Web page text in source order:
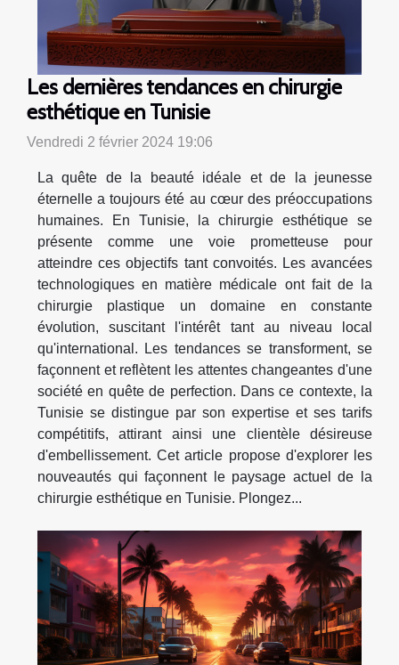
Les dernières tendances en chirurgie
esthétique en Tunisie
Vendredi 2 février 2024 19:06
La quête de la beauté idéale et de la jeunesse
éternelle a toujours été au cœur des préoccupations
humaines. En Tunisie, la chirurgie esthétique se
présente comme une voie prometteuse pour
atteindre ces objectifs tant convoités. Les avancées
technologiques en matière médicale ont fait de la
chirurgie plastique un domaine en constante
évolution, suscitant l'intérêt tant au niveau local
qu'international. Les tendances se transforment, se
façonnent et reflètent les attentes changeantes d'une
société en quête de perfection. Dans ce contexte, la
Tunisie se distingue par son expertise et ses tarifs
compétitifs, attirant ainsi une clientèle désireuse
d'embellissement. Cet article propose d'explorer les
nouveautés qui façonnent le paysage actuel de la
chirurgie esthétique en Tunisie. Plongez...